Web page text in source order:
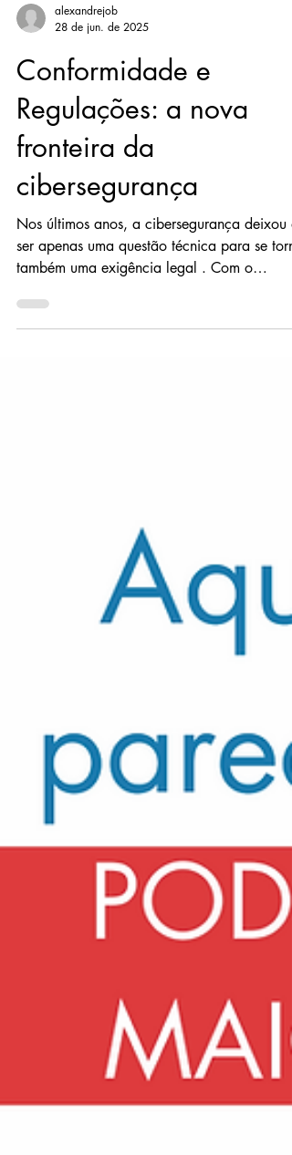
alexandrejob
28 de jun. de 2025
Conformidade e
Regulações: a nova
fronteira da
cibersegurança
ser apenas uma questão técnica para se
também uma exigência legal . Com o